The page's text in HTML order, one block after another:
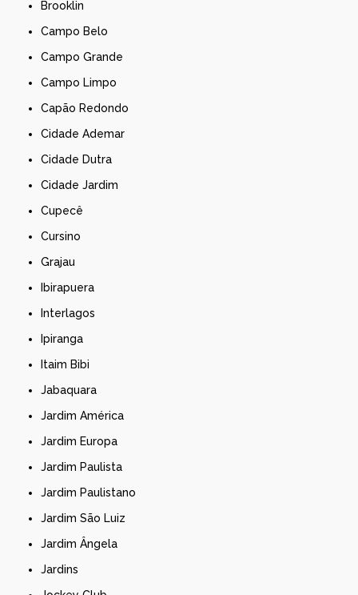
Brooklin
Campo Belo
Campo Grande
Campo Limpo
Capão Redondo
Cidade Ademar
Cidade Dutra
Cidade Jardim
Cupecê
Cursino
Grajau
Ibirapuera
Interlagos
Ipiranga
Itaim Bibi
Jabaquara
Jardim América
Jardim Europa
Jardim Paulista
Jardim Paulistano
Jardim São Luiz
Jardim Ângela
Jardins